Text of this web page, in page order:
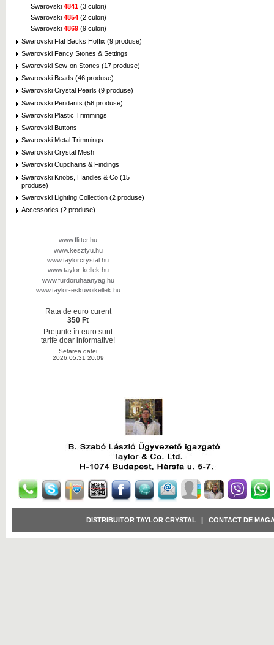
Swarovski 4841 (3 culori)
Swarovski 4854 (2 culori)
Swarovski 4869 (9 culori)
Swarovski Flat Backs Hotfix (9 produse)
Swarovski Fancy Stones & Settings
Swarovski Sew-on Stones (17 produse)
Swarovski Beads (46 produse)
Swarovski Crystal Pearls (9 produse)
Swarovski Pendants (56 produse)
Swarovski Plastic Trimmings
Swarovski Buttons
Swarovski Metal Trimmings
Swarovski Crystal Mesh
Swarovski Cupchains & Findings
Swarovski Knobs, Handles & Co (15
produse)
Swarovski Lighting Collection (2 produse)
Accessories (2 produse)
www.flitter.hu
www.kesztyu.hu
www.taylorcrystal.hu
www.taylor-kellek.hu
www.furdoruhaanyag.hu
www.taylor-eskuvoikellek.hu
Rata de euro curent
350 Ft
Prețurile în euro sunt
tarife doar informative!
Setarea datei
2026.05.31 20:09
DISTRIBUITOR TAYLOR CRYSTAL CONTACT DE